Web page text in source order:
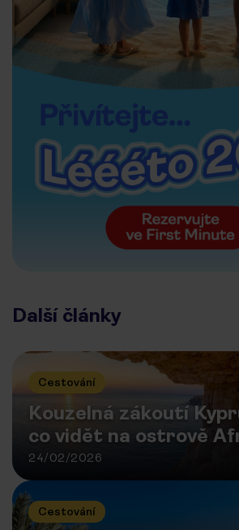
Další články
Cestování
Kouzelná zákoutí
co vidět na ostrově
24/02/2026
Cestování